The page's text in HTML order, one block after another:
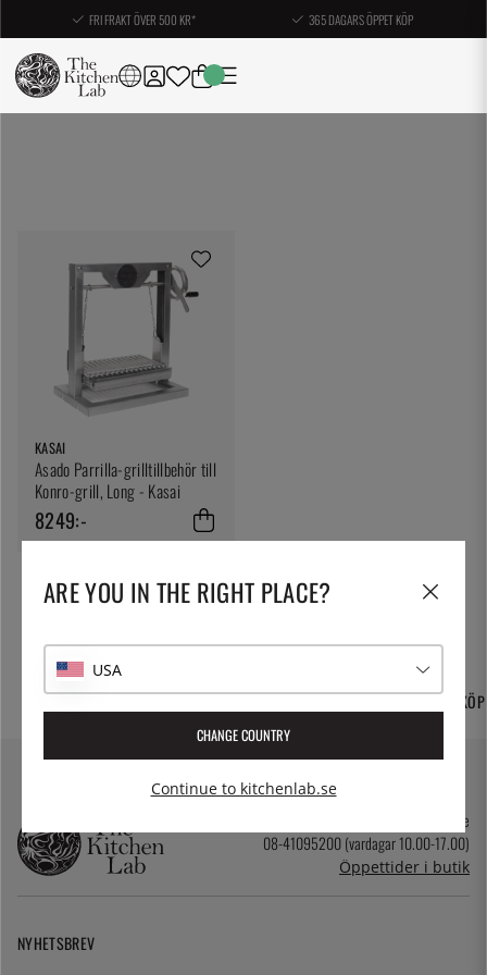
FRI FRAKT ÖVER 500 KR* 365 DAGARS ÖPPET KÖP
KASAI
Asado Parrilla-grilltillbehör till
Konro-grill, Long - Kasai
8249:-
FRI FRAKT OCH
HEMLEVERANS
TUSENTALS PRODUKTER 365 DAGARS ÖPPET KÖP
kundservice@kitchenlab.se
08-41095200 (vardagar 10.00-17.00)
Öppettider i butik
NYHETSBREV
ARE YOU IN THE RIGHT PLACE?
USA
CHANGE COUNTRY
Continue to kitchenlab.se